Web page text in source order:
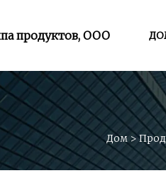
продуктов, ООО
Дом >